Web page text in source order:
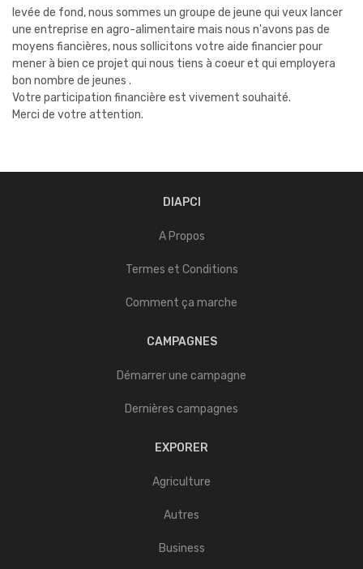
levée de fond, nous sommes un groupe de jeune qui veux lancer
une entreprise en agro-alimentaire mais nous n'avons pas de
moyens fiancières, nous sollicitons votre aide financier pour
mener à bien ce projet qui nous tiens à coeur et qui employera
bon nombre de jeunes .
Votre participation financière est vivement souhaité.
Merci de votre attention.
DIAPCI
A Propos
Termes et Conditions
Comment ça marche
CAMPAGNES
Démarrer une campagne
Dernières campagnes
EXPORER
Agriculture
Autres
Business